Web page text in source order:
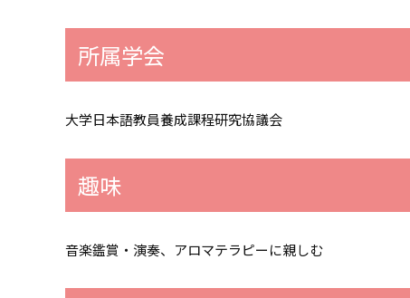
所属学会
大学日本語教員養成課程研究協議会
趣味
音楽鑑賞・演奏、アロマテラピーに親しむ